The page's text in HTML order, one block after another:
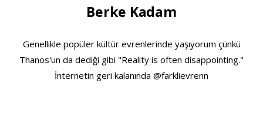
Berke Kadam
Genellikle popüler kültür evrenlerinde yaşıyorum çünkü
Thanos'un da dediği gibi "Reality is often disappointing."
İnternetin geri kalanında @farklievrenn